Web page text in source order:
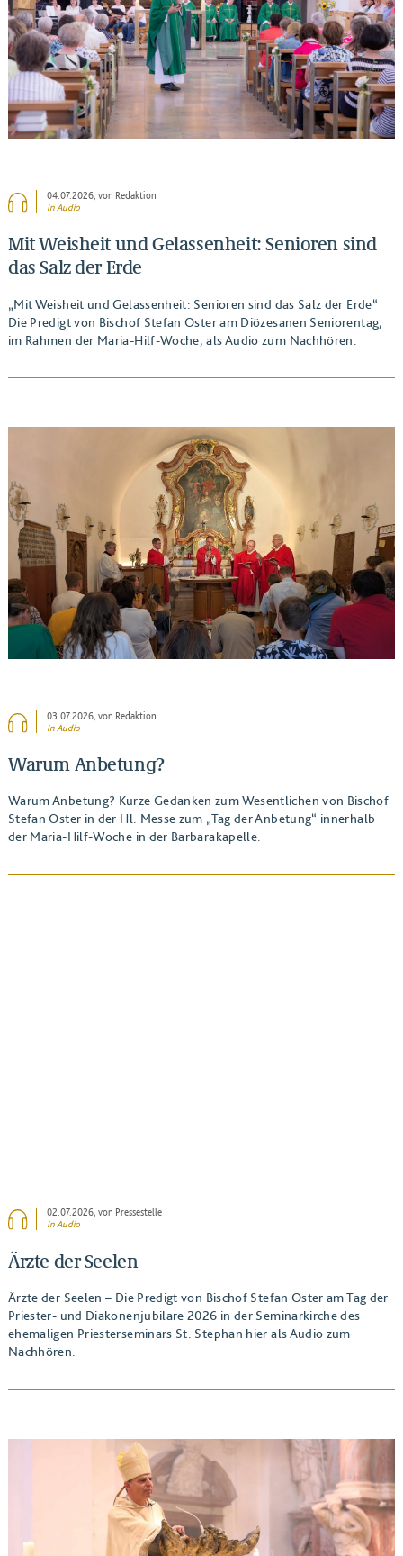
BEITRAG ANSEHEN
04.07.2026, von Redaktion
In Audio
Mit Weisheit und Gelassenheit: Senioren sind
das Salz der Erde
„Mit Weisheit und Gelassenheit: Senioren sind das Salz der Erde“
Die Predigt von Bischof Stefan Oster am Diözesanen Seniorentag,
im Rahmen der Maria-Hilf-Woche, als Audio zum Nachhören.
03.07.2026, von Redaktion
In Audio
Warum Anbetung?
Warum Anbetung? Kurze Gedanken zum Wesentlichen von Bischof
Stefan Oster in der Hl. Messe zum „Tag der Anbetung“ innerhalb
der Maria-Hilf-Woche in der Barbarakapelle.
BEITRAG ANSEHEN
02.07.2026, von Pressestelle
In Audio
Ärzte der Seelen
Ärzte der Seelen – Die Predigt von Bischof Stefan Oster am Tag der
Priester- und Diakonenjubilare 2026 in der Seminarkirche des
ehemaligen Priesterseminars St. Stephan hier als Audio zum
Nachhören.